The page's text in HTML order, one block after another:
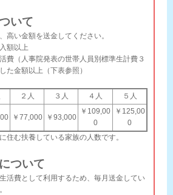
いて
い金額を送金してください。
額以上
（人事院発表の世帯人員別標準生計費３
た金額以上（下表参照）
２人 ３人 ４人 ５人
￥77,000 ￥93,000
￥109,00
0
￥125,00
0
住む扶養している家族の人数です。
ついて
活費として利用するため、毎月送金してい